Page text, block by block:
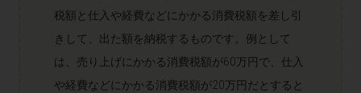
税額と仕入や経費などにかかる消費税額を差し引
きして、出た額を納税するものです。例として
は、売り上げにかかる消費税額が60万円で、仕入
や経費などにかかる消費税額が20万円だとすると